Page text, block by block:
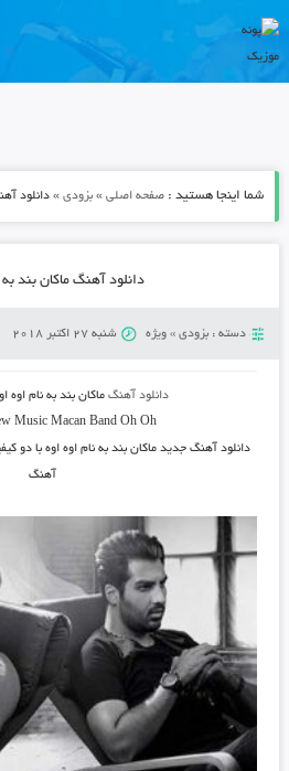
شما اینجا هستید : صفحه اصلی» بزودی» دانلود
دانلود آهنگ ماکان بند به
دسته : بزودی» ویژه شنبه 27 اکتبر 2018
دانلود آهنگ ماکان بند به نام اوه
Music Macan Band Oh Oh
دانلود آهنگ جدید ماکان بند به نام اوه اوه
آهنگ